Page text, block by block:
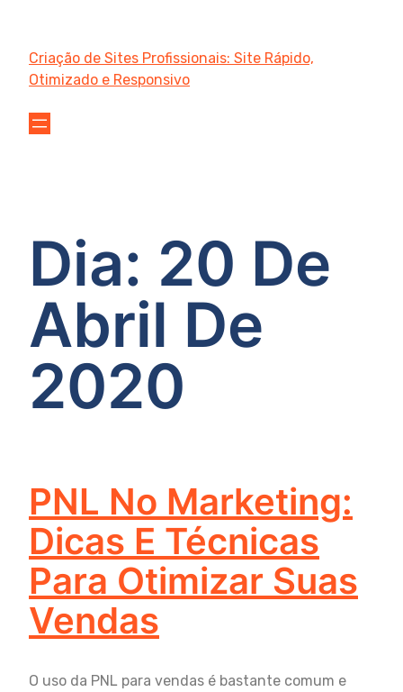
Criação de Sites Profissionais: Site Rápido,
Otimizado e Responsivo
Dia: 20 De
Abril De
2020
PNL No Marketing:
Dicas E Técnicas
Para Otimizar Suas
Vendas
O uso da PNL para vendas é bastante comum e